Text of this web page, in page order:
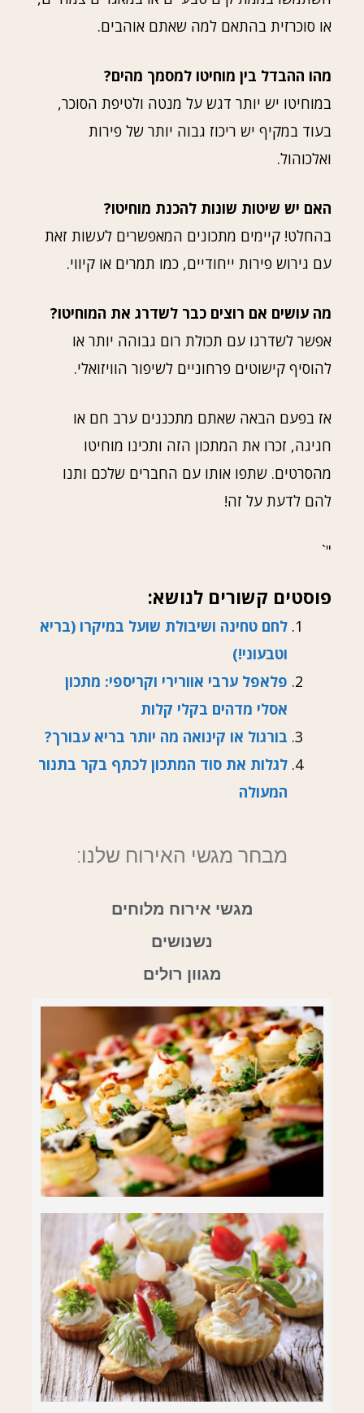
או סוכרזית בהתאם למה שאתם אוהבים.
מהו ההבדל בין מוחיטו למסמך מהים?
במוחיטו יש יותר דגש על מנטה ולטיפת הסוכר,
בעוד במקיף יש ריכוז גבוה יותר של פירות
ואלכוהול.
האם יש שיטות שונות להכנת מוחיטו?
בהחלט! קיימים מתכונים המאפשרים לעשות זאת
עם גירוש פירות ייחודיים, כמו תמרים או קיווי.
מה עושים אם רוצים כבר לשדרג את המוחיטו?
אפשר לשדרגו עם תכולת רום גבוהה יותר או
להוסיף קישוטים פרחוניים לשיפור הוויזואלי.
אז בפעם הבאה שאתם מתכננים ערב חם או
חגיגה, זכרו את המתכון הזה ותכינו מוחיטו
מהסרטים. שתפו אותו עם החברים שלכם ותנו
להם לדעת על זה!
"`
פוסטים קשורים לנושא:
לחם טחינה ושיבולת שועל במיקרו (בריא
וטבעוני!)
פלאפל ערבי אוורירי וקריספי: מתכון
אסלי מדהים בקלי קלות
בורגול או קינואה מה יותר בריא עבורך?
לגלות את סוד המתכון לכתף בקר בתנור
המעולה
מבחר מגשי האירוח שלנו:
מגשי אירוח מלוחים
נשנושים
מגוון רולים